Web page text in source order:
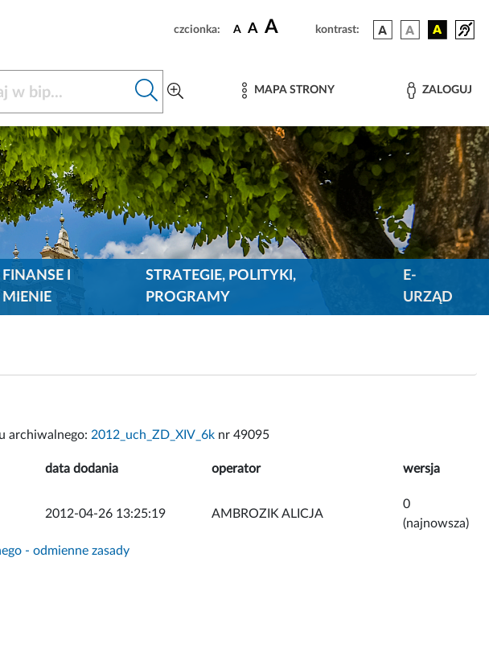
czcionka: A A A kontrast:
MAPA STRONY ZALOGUJ
FINANSE I
MIENIE
STRATEGIE, POLITYKI,
PROGRAMY
E-
URZĄD
archiwalnego: 2012_uch_ZD_XIV_6k nr 49095
data dodania operator wersja
2012-04-26 13:25:19 AMBROZIK ALICJA
0
(najnowsza)
- odmienne zasady